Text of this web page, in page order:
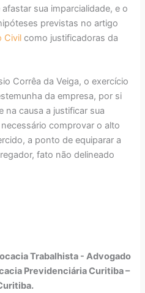
sua imparcialidade, e o
previstas no artigo
Civil como justificadoras da
Corrêa da Veiga, o exercício
da empresa, por si
na causa a justificar sua
comprovar o alto
a ponto de equiparar a
fato não delineado
Trabalhista - Advogado
Previdenciária Curitiba –